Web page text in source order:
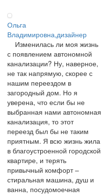
Ольга
Владимировна,дизайнер
Изменилась ли моя жизнь
с появлением автономной
канализации? Ну, наверное,
не так напрямую, скорее с
нашим переездом в
загородный дом. Но я
уверена, что если бы не
выбранная нами автономная
канализация, то этот
переезд был бы не таким
приятным. Я всю жизнь жила
в благоустроенной городской
квартире, и терять
привычный комфорт –
стиральная машина, душ и
ванна, посудомоечная